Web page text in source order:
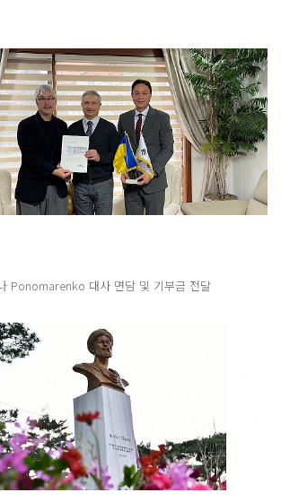
Ponomarenko 대사 면담 및 기부금 전달